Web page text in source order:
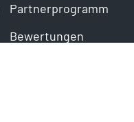
Partnerprogramm
Bewertungen